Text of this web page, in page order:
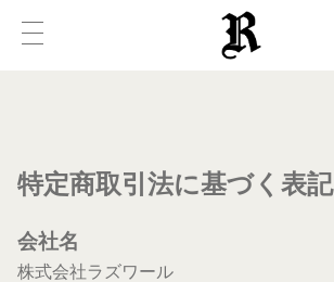
特定商取引法に基づく表記
会社名
株式会社ラズワール